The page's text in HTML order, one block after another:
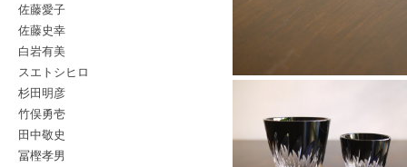
佐藤愛子
佐藤史幸
白岩有美
スエトシヒロ
杉田明彦
竹俣勇壱
田中敬史
冨樫孝男